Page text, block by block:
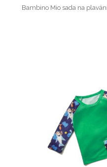
Bambino Mio sada na